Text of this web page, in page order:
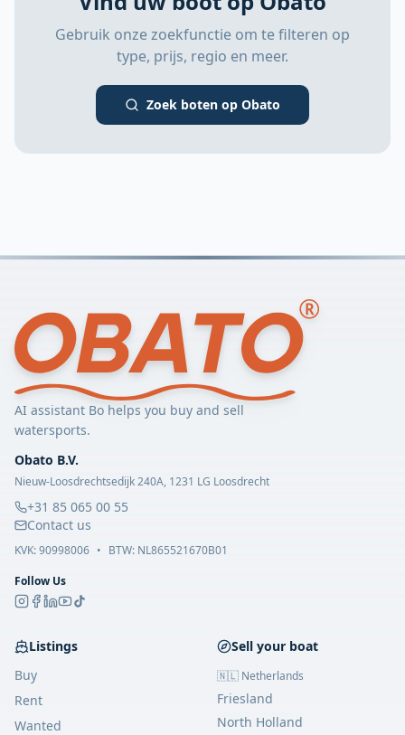
Gebruik onze zoekfunctie om te filteren op
type, prijs, regio en meer.
Zoek boten op Obato
AI assistant Bo helps you buy and sell
watersports.
Obato B.V.
Nieuw-Loosdrechtsedijk 240A, 1231 LG Loosdrecht
+31 85 065 00 55
Contact us
KVK:90998006 • BTW: NL865521670B01
Follow Us
Listings
Buy
Rent
Wanted
Sell your boat
🇳🇱 Netherlands
Friesland
North Holland